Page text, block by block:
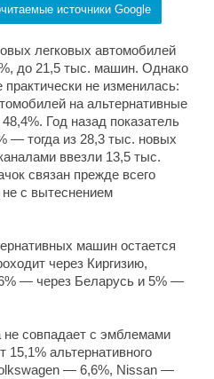
источники Google
легковых автомобилей
до 21,5 тыс. машин. Однако
не изменилась:
на альтернативные
Год назад показатель
— тогда из 28,3 тыс. новых
ввезли 13,5 тыс.
связан прежде всего
не с вытеснением
машин остается
через Киргизию,
— через Беларусь и 5% —
не совпадает с эмблемами
15,1% альтернативного
— 6,6%, Nissan —